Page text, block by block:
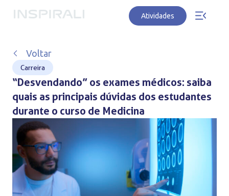
Atividades
Voltar
Carreira
“Desvendando” os exames médicos: saiba
quais as principais dúvidas dos estudantes
durante o curso de Medicina